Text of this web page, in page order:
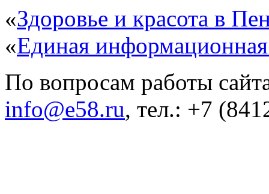
«Здоровье и красота в
«Единая
По вопросам работы
info@e58.ru, тел.: +7